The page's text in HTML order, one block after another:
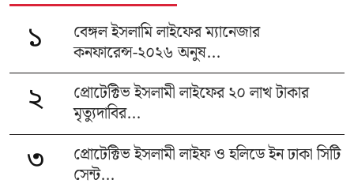
১
বেঙ্গল ইসলামি লাইফের ম্যানেজার
কনফারেন্স-২০২৬ অনুষ...
২
প্রোটেক্টিভ ইসলামী লাইফের ২০ লাখ টাকার
মৃত্যুদাবির...
৩
প্রোটেক্টিভ ইসলামী লাইফ ও হলিডে ইন ঢাকা সিটি
সেন্ট...